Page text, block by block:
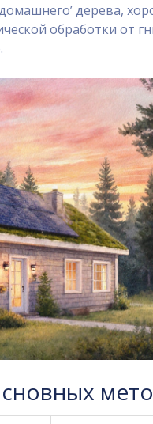
дерева,
обработки от